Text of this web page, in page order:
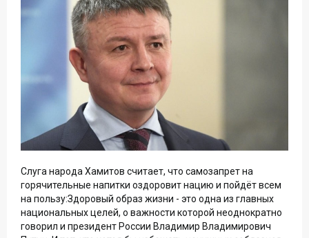
Слуга народа Хамитов считает, что самозапрет на
горячительные напитки оздоровит нацию и пойдёт всем
на пользу:Здоровый образ жизни - это одна из главных
национальных целей, о важности которой неоднократно
говорил и президент России Владимир Владимирович